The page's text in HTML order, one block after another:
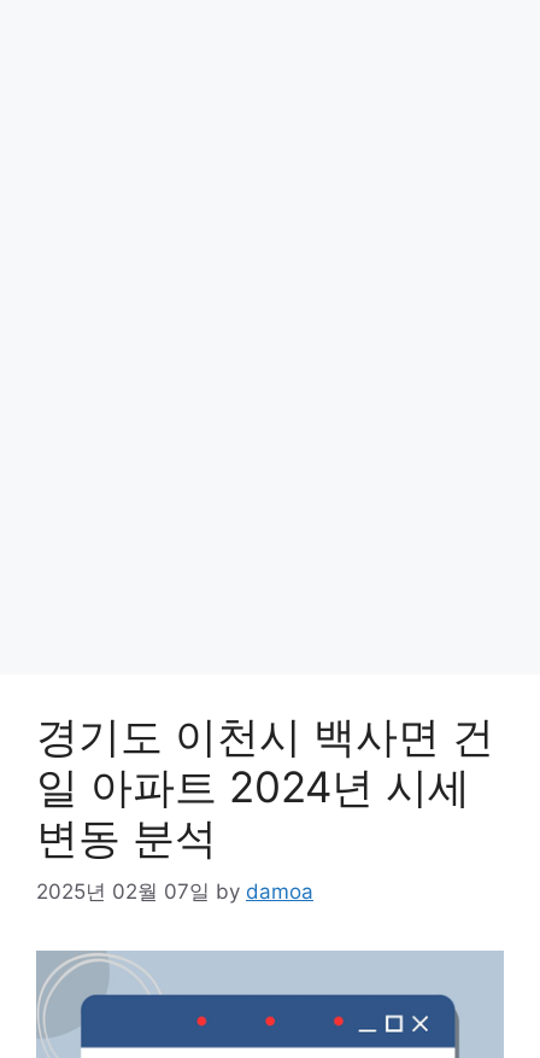
경기도 이천시 백사면 건
일 아파트 2024년 시세
변동 분석
2025년 02월 07일 by damoa